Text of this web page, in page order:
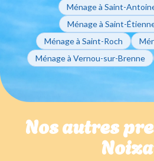
Ménage à Saint-
Ménage à Saint-
Ménage à Saint-Roch
Ménage à Vernou-sur-Brenne
Nos autres